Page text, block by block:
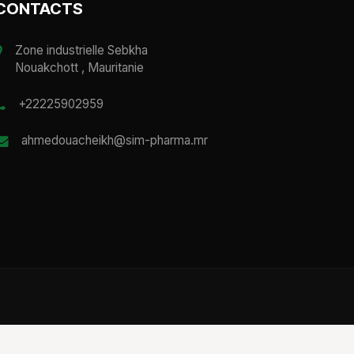
Zone industrielle Sebkha
Nouakchott , Mauritanie
+22225902959
ahmedouacheikh@sim-pharma.mr